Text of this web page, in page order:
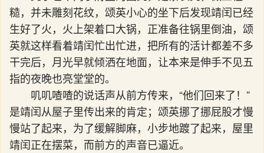
糙，并未雕刻花纹，颂英小心的坐下后发现靖闰已经
生好了火，火上架着口大锅，正准备往锅里倒油，颂
英就这样看着靖闰忙出忙进，把所有的活计都差不多
干完后，月光早就倾洒在地面，让本来是伸手不见五
指的夜晚也亮堂堂的。
叽叽喳喳的说话声从前方传来，“他们回来了！”
是靖闰从屋子里传出来的肯定；颂英挪了挪屁股才慢
慢站了起来，为了缓解脚麻，小步地踱了起来，屋里
靖闰正在摆菜，而前方的声音已逼近。